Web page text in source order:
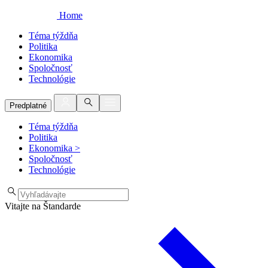
Home
Téma týždňa
Politika
Ekonomika
Spoločnosť
Technológie
Predplatné
Téma týždňa
Politika
Ekonomika >
Spoločnosť
Technológie
Vitajte na Štandarde